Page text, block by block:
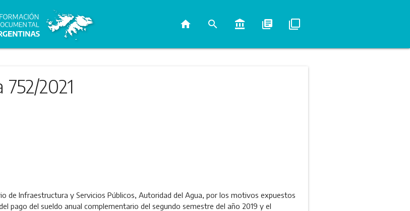
home search account_balance library_books filter_none
2021
de Infraestructura y Servicios Públicos, Autoridad del Agua, por los motivos expuestos
pago del sueldo anual complementario del segundo semestre del año 2019 y el